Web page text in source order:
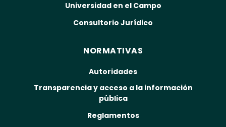
Universidad en el Campo
Consultorio Jurídico
NORMATIVAS
Autoridades
Transparencia y acceso a la información
pública
Reglamentos